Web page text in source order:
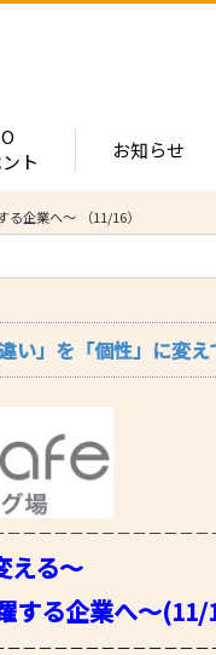
MOBIOとは
- MOBIOの4つの
- オープンファク
- ものづくり中小
- 街パビOSAKA
- リボーンチャレ
（万博場外展示事
出展企業紹介
- 出展企業カテ
出展企業一覧（
- 業種から探す
電子・光学
包装・印刷・繊維
生活関連等
ト
お知らせ
企業へ～ （11/16）
」を「個性」に変
－－－－－－－－－－－－
える～
する企業へ～(11/
－－－－－－－－－－－－